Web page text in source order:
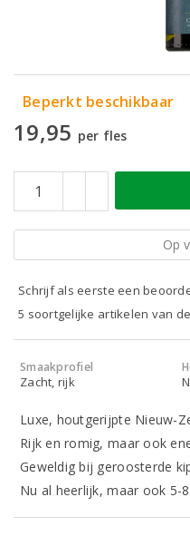
Beperkt beschikbaar
19,95 per fles
Op
Schrijf als eerste een
5 soortgelijke artikelen van
Smaakprofiel
Zacht, rijk
Luxe, houtgerijpte Nieuw-
Rijk en romig, maar ook
Geweldig bij geroosterde
Nu al heerlijk, maar ook 5-